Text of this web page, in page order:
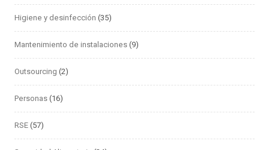
Higiene y desinfección (35)
Mantenimiento de instalaciones (9)
Outsourcing (2)
Personas (16)
RSE (57)